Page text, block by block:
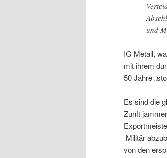
und
IG Metall,
mit ihrem
50 Jahre
Es sind die
Zunft
Militär
von den